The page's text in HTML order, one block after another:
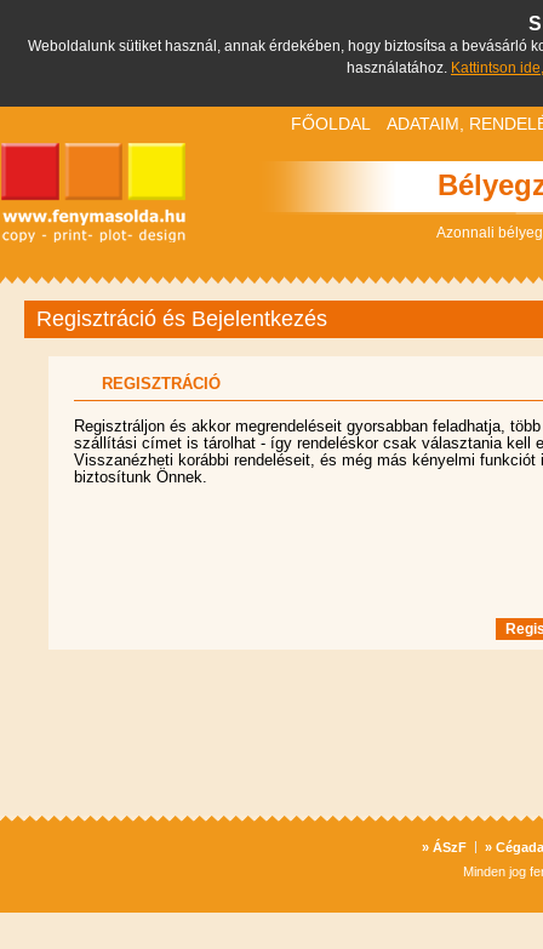
Weboldalunk sütiket használ, annak érdekében, hogy biztosítsa a bevásárló
használatához. Kattintson
Azonnali
FŐOLDAL ADATAIM,
Regisztráció és Bejelentkezés
REGISZTRÁCIÓ
Regisztráljon és akkor megrendeléseit gyorsabban feladhatja, több
szállítási címet is tárolhat - így rendeléskor csak választania kell
Visszanézheti korábbi rendeléseit, és még más kényelmi funkciót
biztosítunk Önnek.
» ÁSzF »
Minden jog